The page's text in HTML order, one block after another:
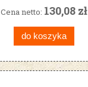
Cena netto: 130,08 zł
do koszyka